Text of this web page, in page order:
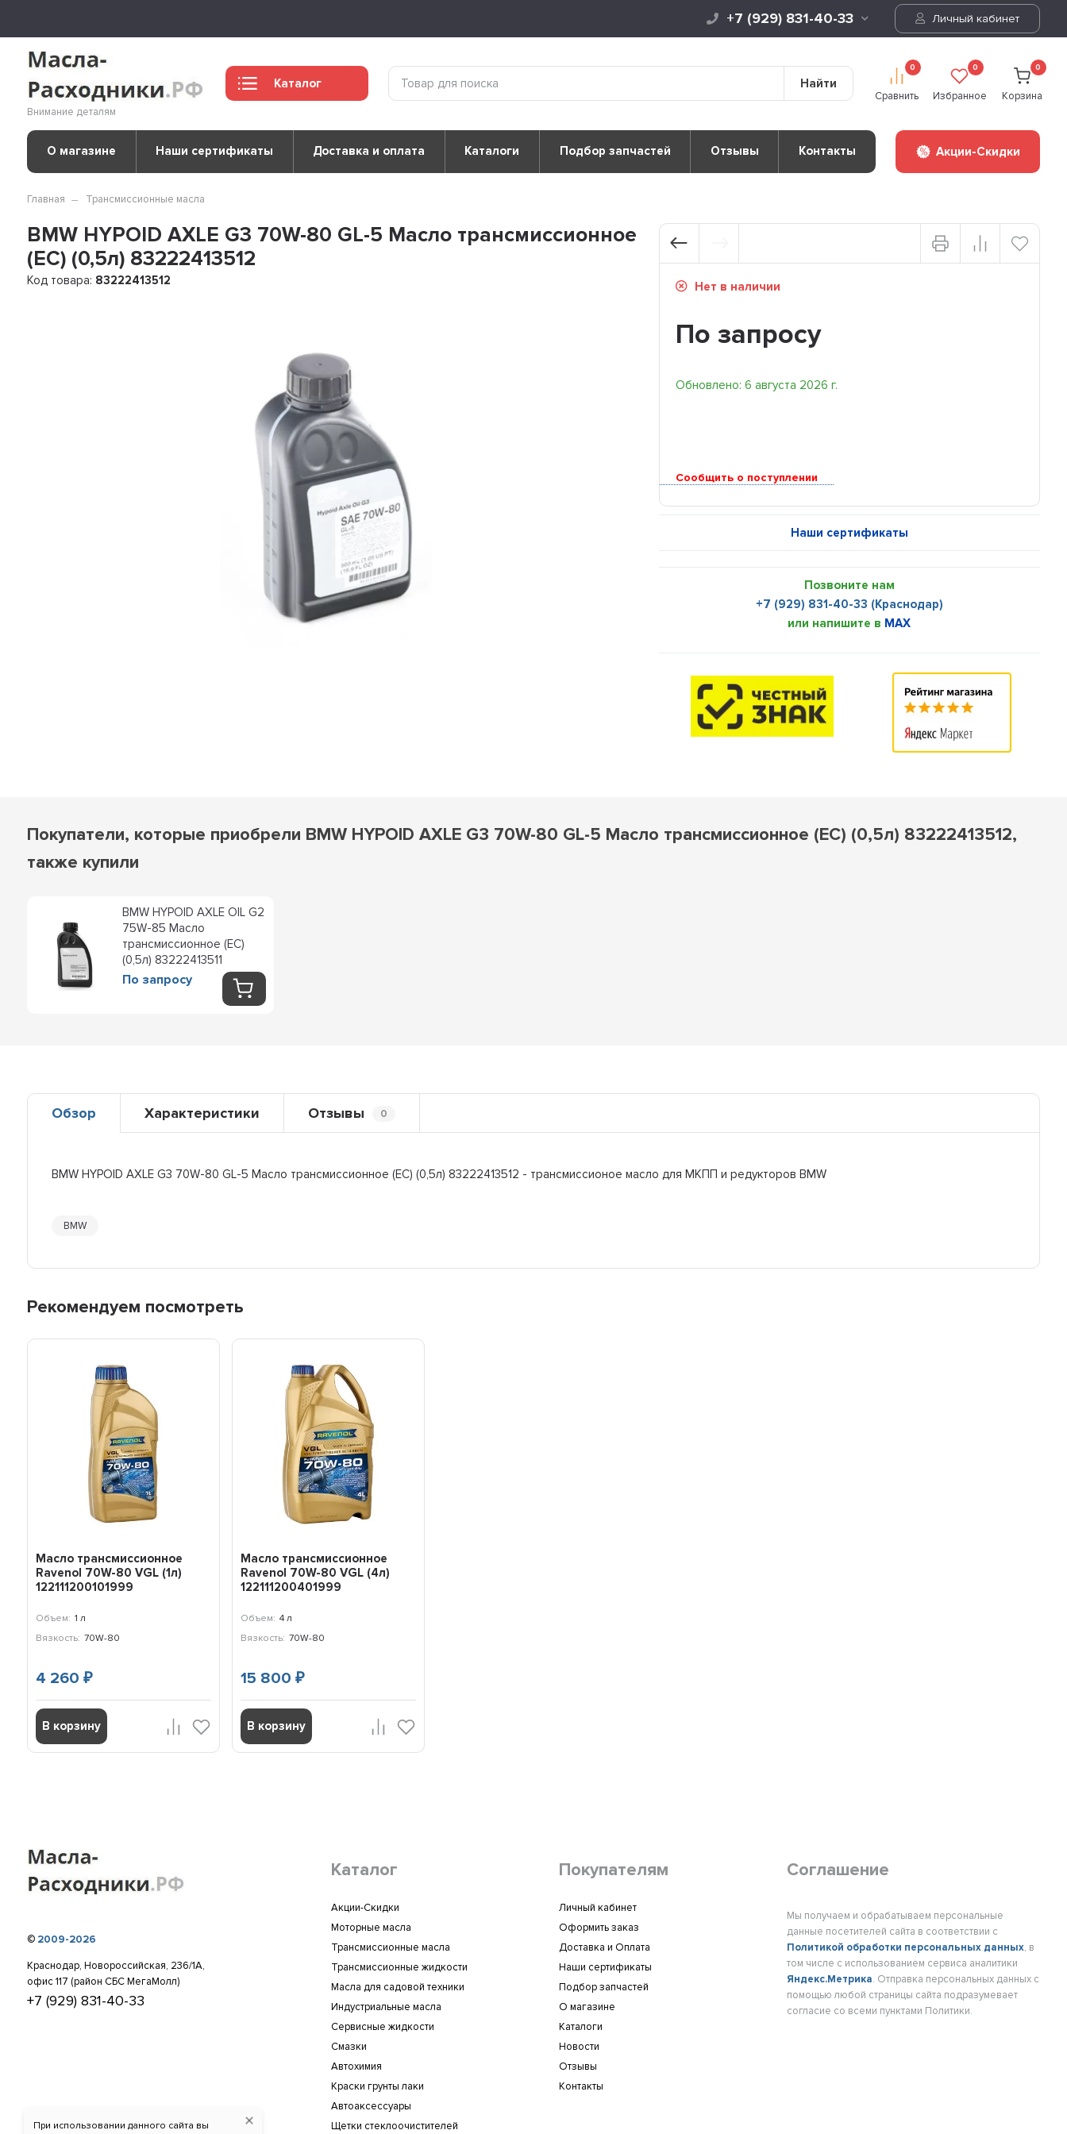
При использовании данного сайта вы
+7 (929) 831-40-33 Личный кабинет
Внимание деталям
Каталог Найти
0
Сравнить
0
Избранное
0
Корзина
О магазине Наши сертификаты Доставка и оплата Каталоги Подбор запчастей Отзывы Контакты Акции-Скидки
Главная Трансмиссионные масла
BMW HYPOID AXLE G3 70W-80 GL-5 Масло трансмиссионное
(ЕС) (0,5л) 83222413512
Код товара: 83222413512 Нет в наличии
По запросу
Обновлено: 6 августа 2026 г.
Сообщить о поступлении
Наши сертификаты
Позвоните нам
+7 (929) 831-40-33 (Краснодар)
или напишите в MAX
Покупатели, которые приобрели BMW HYPOID AXLE G3 70W-80 GL-5 Масло трансмиссионное (ЕС) (0,5л) 83222413512,
также купили
BMW HYPOID AXLE OIL G2
75W-85 Масло
трансмиссионное (ЕС)
(0,5л) 83222413511
По запросу
Обзор Характеристики Отзывы 0
BMW HYPOID AXLE G3 70W-80 GL-5 Масло трансмиссионное (ЕС) (0,5л) 83222413512 - трансмиссионое масло для МКПП и редукторов BMW
BMW
Рекомендуем посмотреть
Масло трансмиссионное
Ravenol 70W-80 VGL (1л)
122111200101999
Объем: 1 л
Вязкость: 70W-80
4 260₽
В корзину
Масло трансмиссионное
Ravenol 70W-80 VGL (4л)
122111200401999
Объем: 4 л
Вязкость: 70W-80
15 800₽
В корзину
© 2009-2026
Краснодар, Новороссийская, 236/1А,
офис 117 (район СБС МегаМолл)
+7 (929) 831-40-33
Каталог
Акции-Скидки
Моторные масла
Трансмиссионные масла
Трансмиссионные жидкости
Масла для садовой техники
Индустриальные масла
Сервисные жидкости
Смазки
Автохимия
Краски грунты лаки
Автоаксессуары
Щетки стеклоочистителей
Покупателям
Личный кабинет
Оформить заказ
Доставка и Оплата
Наши сертификаты
Подбор запчастей
О магазине
Каталоги
Новости
Отзывы
Контакты
Соглашение
Мы получаем и обрабатываем персональные
данные посетителей сайта в соответствии с
Политикой обработки персональных данных, в
том числе с использованием сервиса аналитики
Яндекс.Метрика. Отправка персональных данных с
помощью любой страницы сайта подразумевает
согласие со всеми пунктами Политики.